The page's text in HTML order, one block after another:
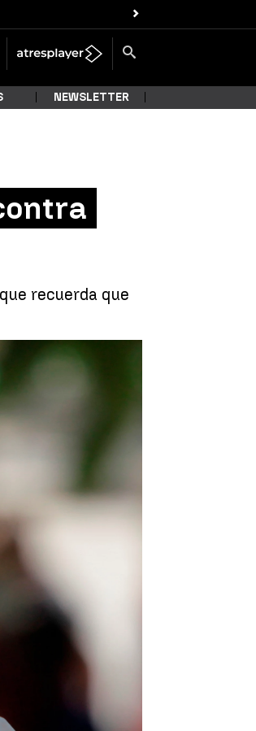
NEWSLETTER
recuerda que
de la Covid-19 |